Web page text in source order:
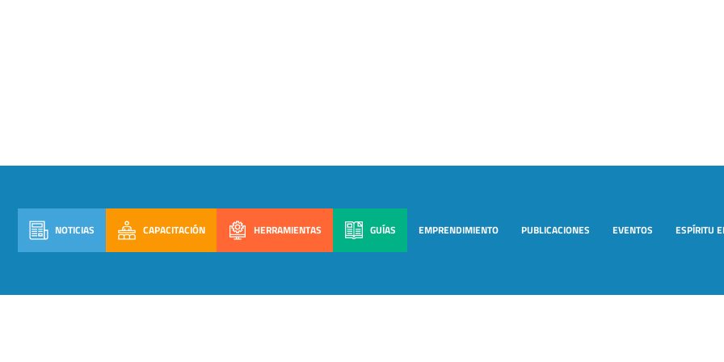
NOTICIAS CAPACITACIÓN HERRAMIENTAS GUÍAS EMPRENDIMIENTO PUBLICACIONES EVENTOS ESPÍRITU